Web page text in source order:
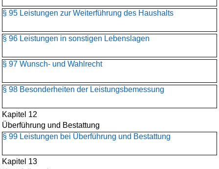
§ 95 Leistungen zur Weiterführung des Haushalts
§ 96 Leistungen in sonstigen Lebenslagen
§ 97 Wunsch- und Wahlrecht
§ 98 Besonderheiten der Leistungsbemessung
Kapitel 12
Überführung und Bestattung
§ 99 Leistungen bei Überführung und Bestattung
Kapitel 13